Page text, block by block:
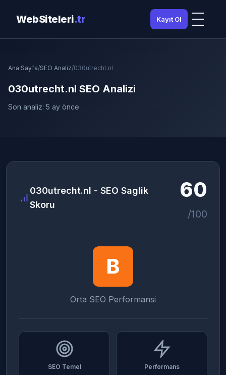
WebSiteleri.tr Kayıt Ol
Ana Sayfa/SEO Analiz/030utrecht.nl
030utrecht.nl SEO Analizi
Son analiz: 5 ay önce
030utrecht.nl - SEO Saglik
Skoru
60
/100
B
Orta SEO Performansi
SEO Temel Performans